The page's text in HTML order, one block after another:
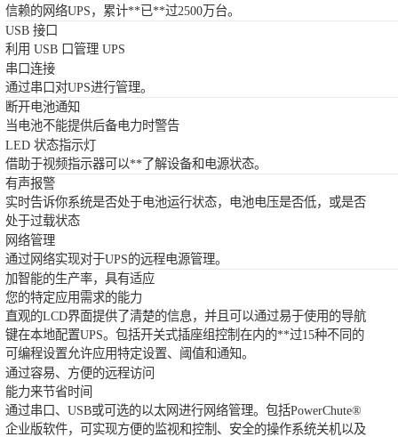
信赖的网络UPS，累计**已**过2500万台。
USB 接口
利用 USB 口管理 UPS
串口连接
通过串口对UPS进行管理。
断开电池通知
当电池不能提供后备电力时警告
LED 状态指示灯
借助于视频指示器可以**了解设备和电源状态。
有声报警
实时告诉你系统是否处于电池运行状态，电池电压是否低，或是否
处于过载状态
网络管理
通过网络实现对于UPS的远程电源管理。
加智能的生产率，具有适应
您的特定应用需求的能力
直观的LCD界面提供了清楚的信息，并且可以通过易于使用的导航
键在本地配置UPS。包括开关式插座组控制在内的**过15种不同的
可编程设置允许应用特定设置、阈值和通知。
通过容易、方便的远程访问
能力来节省时间
通过串口、USB或可选的以太网进行网络管理。包括PowerChute®
企业版软件，可实现方便的监视和控制、安全的操作系统关机以及